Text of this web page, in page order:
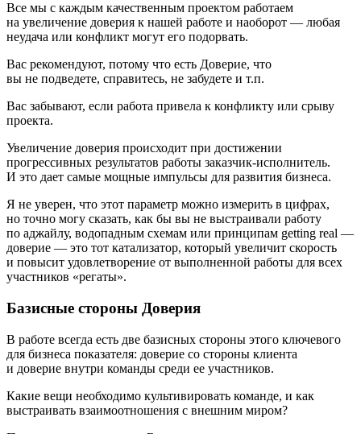
Все мы с каждым качественным проектом работаем
на увеличение доверия к нашей работе и наоборот — любая
неудача или конфликт могут его подорвать.
Вас рекомендуют, потому что есть Доверие, что
вы не подведете, справитесь, не забудете и т.п.
Вас забывают, если работа привела к конфликту или срыву
проекта.
Увеличение доверия происходит при достижении
прогрессивных результатов работы заказчик-исполнитель.
И это дает самые мощные импульсы для развития бизнеса.
Я не уверен, что этот параметр можно измерить в цифрах,
но точно могу сказать, как бы вы не выстраивали работу
по аджайлу, водопадным схемам или принципам getting real —
доверие — это тот катализатор, который увеличит скорость
и повысит удовлетворение от выполненной работы для всех
участников «регаты».
Базисные стороны Доверия
В работе всегда есть две базисных стороны этого ключевого
для бизнеса показателя: доверие со стороны клиента
и доверие внутри команды среди ее участников.
Какие вещи необходимо культивировать команде, и как
выстраивать взаимоотношения с внешним миром?